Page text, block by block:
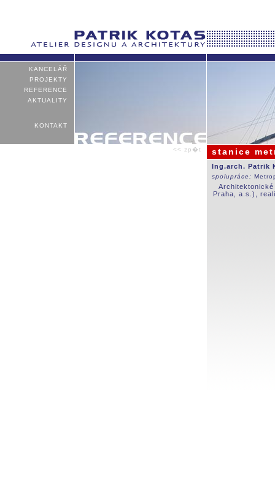
KANCELÁŘ
PROJEKTY
REFERENCE
AKTUALITY
KONTAKT
<< zp�t stanice
Ing.arch. Patrik
spolupráce:
Praha, a.s.),